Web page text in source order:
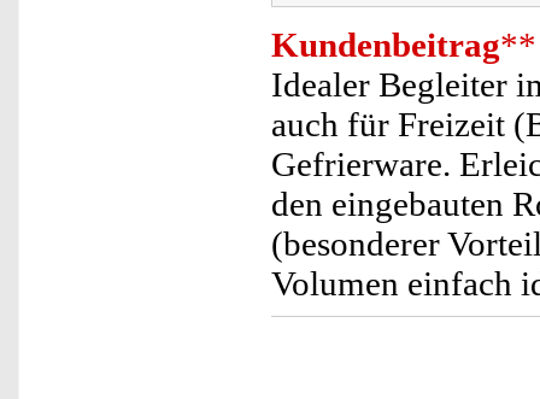
Kundenbeitrag**
Idealer Begleiter
auch für Freizeit
Gefrierware.
den eingebauten
(besonderer
Volumen einfach